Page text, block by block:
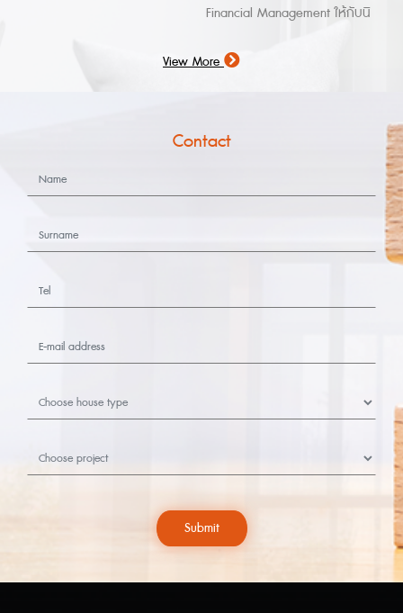
Financial Management ให้กับนิ
สาระสำคัญเพื่อเป็นประโยชน์และ
จริง ในวันเสาร์ที่ 18 ม.ค. ณ
View More
Contact
Submit